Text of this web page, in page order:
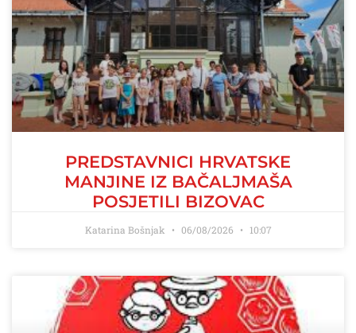
PREDSTAVNICI HRVATSKE
MANJINE IZ BAČALJMAŠA
POSJETILI BIZOVAC
Katarina Bošnjak 06/08/2026 10:07